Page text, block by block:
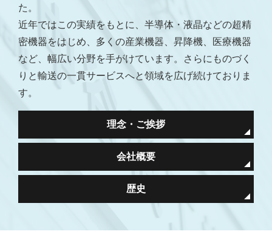
た。
近年ではこの実績をもとに、半導体・液晶などの超精
密機器をはじめ、多くの産業機器、昇降機、医療機器
など、幅広い分野を手がけています。さらにものづく
りと輸送の一貫サービスへと領域を広げ続けておりま
す。
理念・ご挨拶
会社概要
歴史